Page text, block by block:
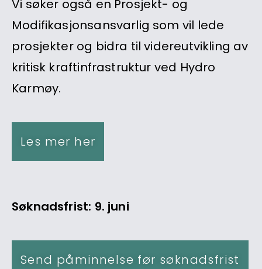
Vi søker også en Prosjekt- og
Modifikasjonsansvarlig som vil lede
prosjekter og bidra til videreutvikling av
kritisk kraftinfrastruktur ved Hydro
Karmøy.
Les mer her
Søknadsfrist: 9. juni
Send påminnelse før søknadsfrist